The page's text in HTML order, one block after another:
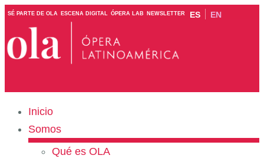
SÉ PARTE DE OLA ESCENA DIGITAL ÓPERA LAB NEWSLETTER ES EN
Inicio
Somos
Qué es OLA